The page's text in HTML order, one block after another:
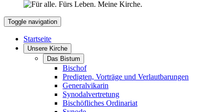
Toggle navigation
Startseite
Unsere Kirche
Das Bistum
Bischof
Predigten, Vorträge und Verlautbarungen
Generalvikarin
Synodalvertretung
Bischöfliches Ordinariat